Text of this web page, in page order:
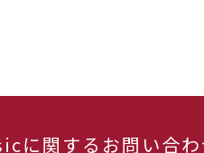
に関するお問い合わ